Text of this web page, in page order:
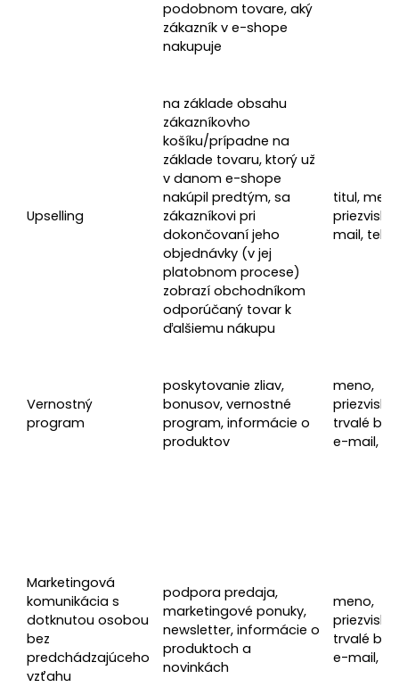
podobnom tovare, aký
zákazník v e-shope
nakupuje
Upselling
na základe obsahu
zákazníkovho
košíku/prípadne na
základe tovaru, ktorý už
v danom e-shope
nakúpil predtým, sa
zákazníkovi pri
dokončovaní jeho
objednávky (v jej
platobnom procese)
zobrazí obchodníkom
odporúčaný tovar k
ďalšiemu nákupu
titul,
mail,
Vernostný
program
poskytovanie zliav,
bonusov, vernostné
program, informácie o
produktov
meno,
trvalé
e-mail,
Marketingová
komunikácia s
dotknutou osobou
bez
predchádzajúceho
vzťahu
podpora predaja,
marketingové ponuky,
newsletter, informácie o
produktoch a
novinkách
meno,
trvalé
e-mail,